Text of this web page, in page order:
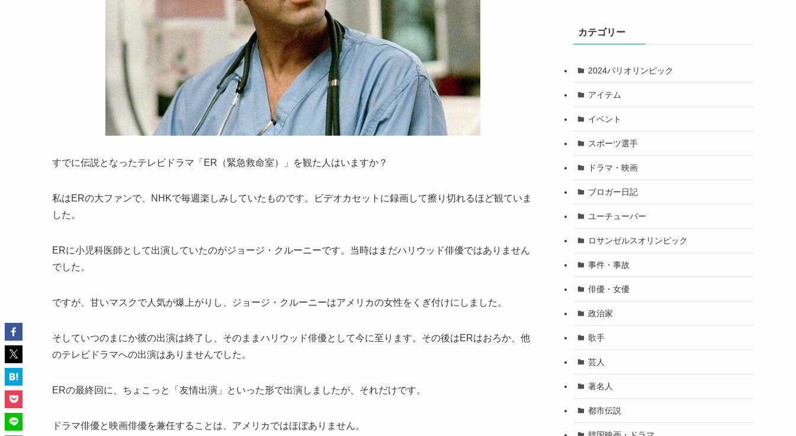
すでに伝説となったテレビドラマ「ER（緊急救命室）」を観た人はいますか？
私はERの大ファンで、NHKで毎週楽しみしていたものです。ビデオカセットに録画して擦り切れるほど観ていま
した。
ERに小児科医師として出演していたのがジョージ・クルーニーです。当時はまだハリウッド俳優ではありません
でした。
ですが、甘いマスクで人気が爆上がりし、ジョージ・クルーニーはアメリカの女性をくぎ付けにしました。
そしていつのまにか彼の出演は終了し、そのままハリウッド俳優として今に至ります。その後はERはおろか、他
のテレビドラマへの出演はありませんでした。
ERの最終回に、ちょこっと「友情出演」といった形で出演しましたが、それだけです。
ドラマ俳優と映画俳優を兼任することは、アメリカではほぼありません。
カテゴリー
2024パリオリンピック
アイテム
イベント
スポーツ選手
ドラマ・映画
ブロガー日記
ユーチューバー
ロサンゼルスオリンピック
事件・事故
俳優・女優
政治家
歌手
芸人
著名人
都市伝説